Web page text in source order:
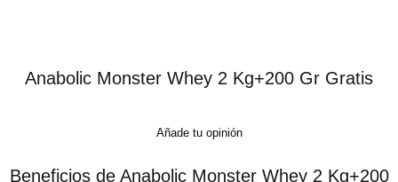
Anabolic Monster Whey 2 Kg+200 Gr Gratis
Añade tu opinión
Beneficios de Anabolic Monster Whey 2 Kg+200